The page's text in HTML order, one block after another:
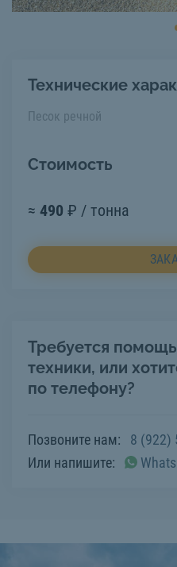
Технические
Песок речной
Стоимость
≈ 490 ₽ / тонна
Требуется
техники, или
по телефону?
Позвоните нам:
8 (922)
Или напишите: